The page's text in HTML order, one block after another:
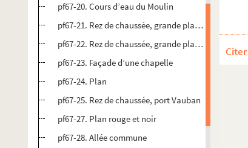
pf67-20. Cours d’eau du Moulin
pf67-21. Rez de chaussée, grande place n°64
pf67-22. Rez de chaussée, grande place n°64
pf67-23. Façade d’une chapelle
pf67-24. Plan
pf67-25. Rez de chaussée, port Vauban
pf67-27. Plan rouge et noir
pf67-28. Allée commune